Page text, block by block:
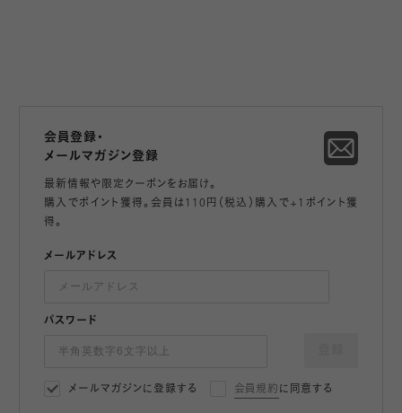
会員登録・
メールマガジン登録
最新情報や限定クーポンをお届け。
購入でポイント獲得。会員は110円（税込）購入で+1ポイント獲
得。
メールアドレス
パスワード
メールマガジンに登録する 会員規約 に同意する